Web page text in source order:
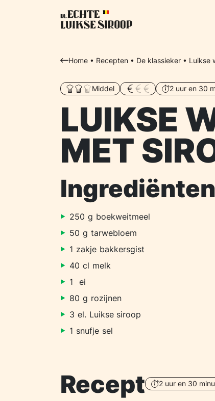
Home • Recepten • De klassieker • Luikse
LUIKSE
MET
Middel 2 uur en 30
Ingrediënten
250 g boekweitmeel
50 g tarwebloem
1 zakje bakkersgist
40 cl melk
1 ei
80 g rozijnen
3 el. Luikse siroop
1 snufje sel
Recept 2 uur en 30